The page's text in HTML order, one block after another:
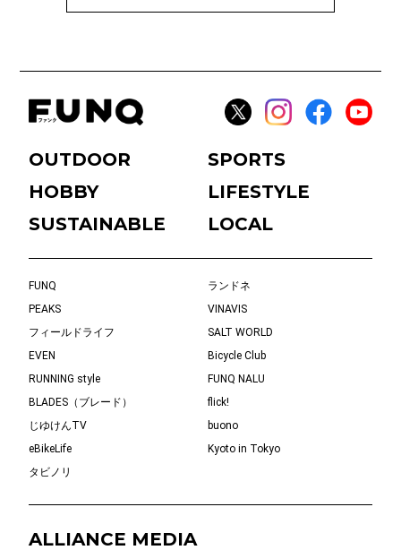
OUTDOOR
SPORTS
HOBBY
LIFESTYLE
SUSTAINABLE
LOCAL
FUNQ
ランドネ
PEAKS
VINAVIS
フィールドライフ
SALT WORLD
EVEN
Bicycle Club
RUNNING style
FUNQ NALU
BLADES（ブレード）
flick!
じゆけんTV
buono
eBikeLife
Kyoto in Tokyo
タビノリ
ALLIANCE MEDIA